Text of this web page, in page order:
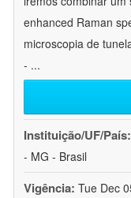
enhanced Raman
microscopia de
- ...
Instituição/UF/País:
- MG - Brasil
Vigência: Tue Dec